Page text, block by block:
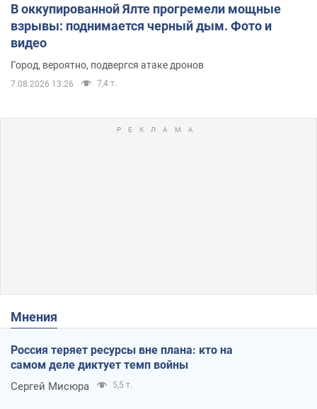
В оккупированной Ялте прогремели мощные
взрывы: поднимается черный дым. Фото и
видео
Город, вероятно, подвергся атаке дронов
7.08.2026 13:26 7,4 т.
Мнения
Россия теряет ресурсы вне плана: кто на
самом деле диктует темп войны
Сергей Мисюра 5,5 т.